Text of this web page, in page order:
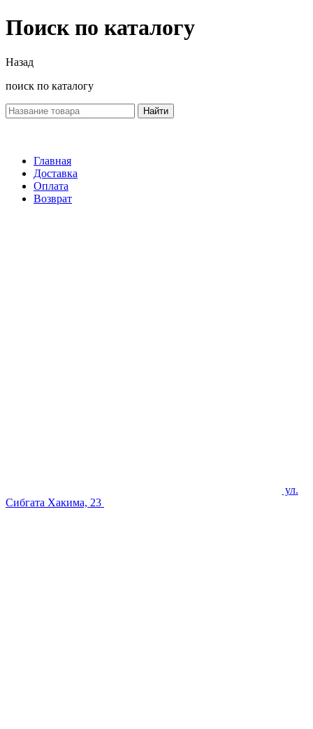
Поиск по каталогу
Назад
поиск по каталогу
Найти
Главная
Доставка
Оплата
Возврат
ул.
Сибгата Хакима, 23